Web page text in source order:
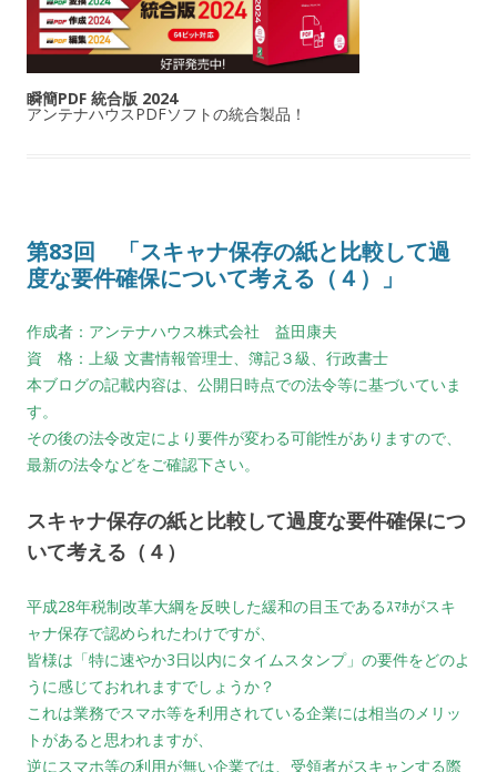
瞬簡PDF 統合版 2024
アンテナハウスPDFソフトの統合製品！
第83回 「スキャナ保存の紙と比較して過
度な要件確保について考える（４）」
作成者：アンテナハウス株式会社 益田康夫
資 格：上級 文書情報管理士、簿記３級、行政書士
本ブログの記載内容は、公開日時点での法令等に基づいていま
す。
その後の法令改定により要件が変わる可能性がありますので、
最新の法令などをご確認下さい。
スキャナ保存の紙と比較して過度な要件確保につ
いて考える（４）
平成28年税制改革大綱を反映した緩和の目玉であるｽﾏﾎがスキ
ャナ保存で認められたわけですが、
皆様は「特に速やか3日以内にタイムスタンプ」の要件をどのよ
うに感じておれれますでしょうか？
これは業務でスマホ等を利用されている企業には相当のメリッ
トがあると思われますが、
逆にスマホ等の利用が無い企業では、受領者がスキャンする際